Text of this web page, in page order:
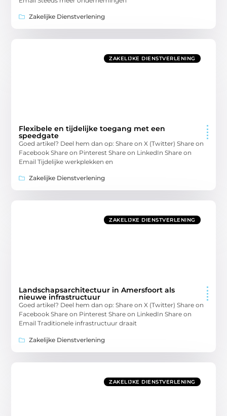
Zakelijke Dienstverlening
ZAKELIJKE DIENSTVERLENING
Flexibele en tijdelijke toegang met een
speedgate
Goed artikel? Deel hem dan op: Share on X (Twitter) Share on
Facebook Share on Pinterest Share on LinkedIn Share on
Email Tijdelijke werkplekken en
Zakelijke Dienstverlening
ZAKELIJKE DIENSTVERLENING
Landschapsarchitectuur in Amersfoort als
nieuwe infrastructuur
Goed artikel? Deel hem dan op: Share on X (Twitter) Share on
Facebook Share on Pinterest Share on LinkedIn Share on
Email Traditionele infrastructuur draait
Zakelijke Dienstverlening
ZAKELIJKE DIENSTVERLENING